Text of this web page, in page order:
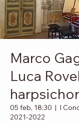
Marco
Luca
05 feb, 18:30
  |
I
2021-2022